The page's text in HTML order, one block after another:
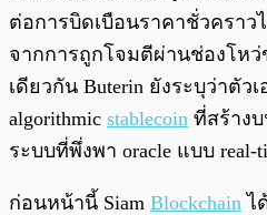
ต่อการบิดเบือนราคาชั่วคราว
จากการถูกโจมตีผ่านช่องโหว่
เดียวกัน Buterin ยังระบุว่าตัว
algorithmic stablecoin ที่สร้าง
ระบบที่พึ่งพา oracle แบบ real-
ก่อนหน้านี้ Siam Blockchain ไ